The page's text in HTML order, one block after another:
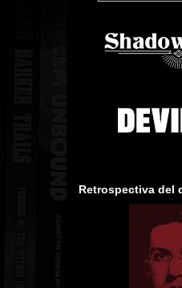
Retrospectiva del